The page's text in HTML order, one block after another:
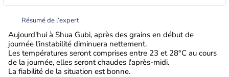
Résumé de l’expert
Aujourd'hui à Shua Gubi, après des grains en début de
journée l'instabilité diminuera nettement.
Les températures seront comprises entre 23 et 28°C au cours
de la journée, elles seront chaudes l'après-midi.
La fiabilité de la situation est bonne.